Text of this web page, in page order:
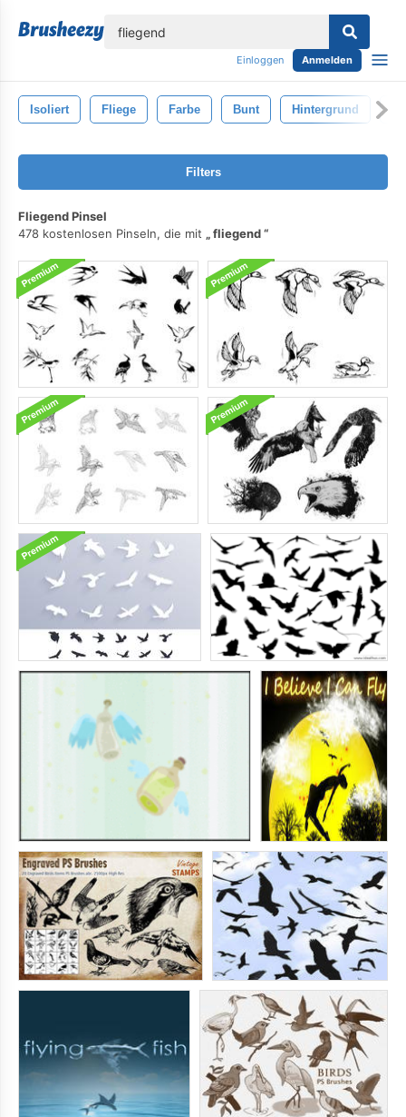
Einloggen Anmelden
Isoliert Fliege Farbe Bunt Hintergrund
Filters
Fliegend Pinsel
478 kostenlosen Pinseln, die mit
fliegend